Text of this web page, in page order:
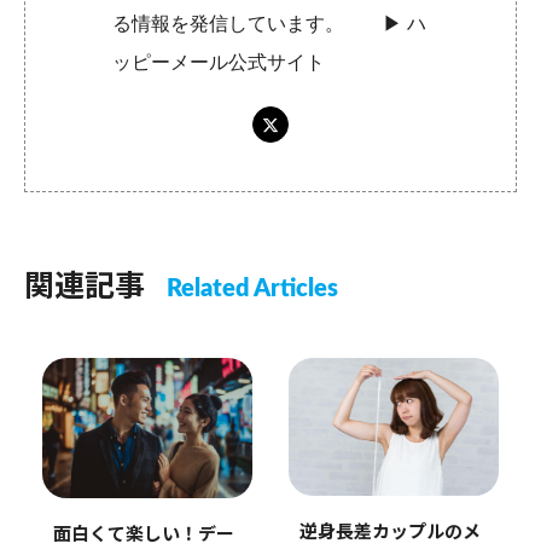
る情報を発信しています。 ▶︎ハ
ッピーメール公式サイト
関連記事 Related Articles
面白くて楽しい！デー
逆身長差カップルのメ